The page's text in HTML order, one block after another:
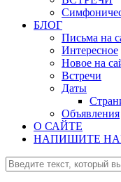
БЛОГ
Письма на
Интересное
Новое на
Встречи
Даты
Объявления
О САЙТЕ
НАПИШИТЕ